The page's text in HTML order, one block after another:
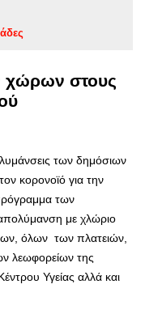
χώρων στους
των δημόσιων
κορονοϊό για την
των
με χλώριο
όλων των πλατειών,
λεωφορείων της
Υγείας αλλά και